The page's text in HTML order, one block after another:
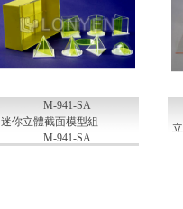
M-941-SA
迷你立體截面模型組
M-941-SA